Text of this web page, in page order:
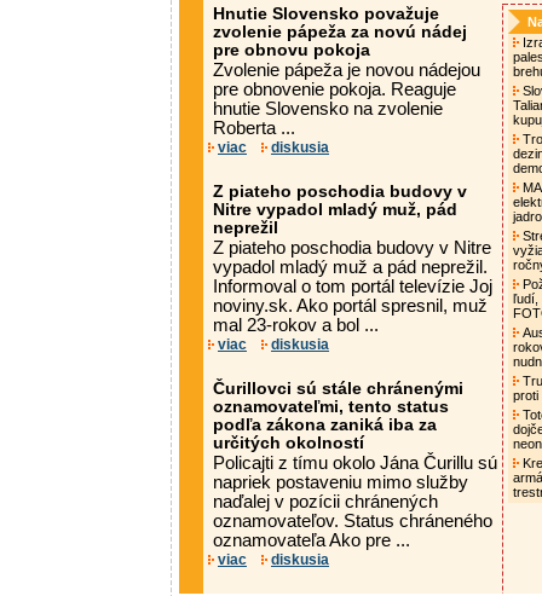
Hnutie Slovensko považuje
zvolenie pápeža za novú nádej
pre obnovu pokoja
Zvolenie pápeža je novou nádejou
pre obnovenie pokoja. Reaguje
hnutie Slovensko na zvolenie
Roberta ...
viac diskusia
Z piateho poschodia budovy v
Nitre vypadol mladý muž, pád
neprežil
Z piateho poschodia budovy v Nitre
vypadol mladý muž a pád neprežil.
Informoval o tom portál televízie Joj
noviny.sk. Ako portál spresnil, muž
mal 23-rokov a bol ...
viac diskusia
Čurillovci sú stále chránenými
oznamovateľmi, tento status
podľa zákona zaniká iba za
určitých okolností
Policajti z tímu okolo Jána Čurillu sú
napriek postaveniu mimo služby
naďalej v pozícii chránených
oznamovateľov. Status chráneného
oznamovateľa Ako pre ...
viac diskusia
ľudí,
proti